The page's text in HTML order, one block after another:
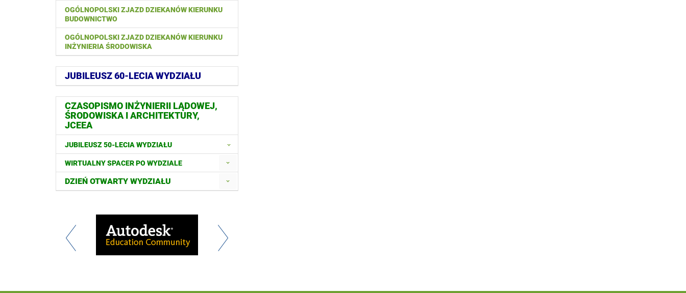
OGÓLNOPOLSKI ZJAZD DZIEKANÓW KIERUNKU
BUDOWNICTWO
OGÓLNOPOLSKI ZJAZD DZIEKANÓW KIERUNKU
INŻYNIERIA ŚRODOWISKA
JUBILEUSZ 60-LECIA WYDZIAŁU
CZASOPISMO INŻYNIERII LĄDOWEJ,
ŚRODOWISKA I ARCHITEKTURY,
JCEEA
JUBILEUSZ 50-LECIA WYDZIAŁU
WIRTUALNY SPACER PO WYDZIALE
DZIEŃ OTWARTY WYDZIAŁU